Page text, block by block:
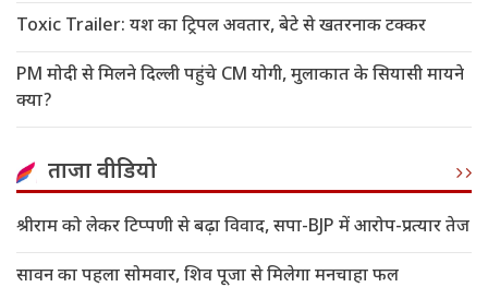
Toxic Trailer: यश का ट्रिपल अवतार, बेटे से खतरनाक टक्कर
PM मोदी से मिलने दिल्ली पहुंचे CM योगी, मुलाकात के सियासी मायने
क्या?
ताजा वीडियो
श्रीराम को लेकर टिप्पणी से बढ़ा विवाद, सपा-BJP में आरोप-प्रत्यार तेज
सावन का पहला सोमवार, शिव पूजा से मिलेगा मनचाहा फल